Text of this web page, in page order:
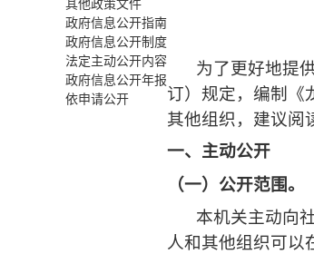
其他政策文件
政府信息公开指南
政府信息公开制度
法定主动公开内容
政府信息公开年报
依申请公开
为了更好地提
订）规定，编制《
其他组织，建议阅
一、主动公开
（一）公开范围。
本机关主动向
人和其他组织可以